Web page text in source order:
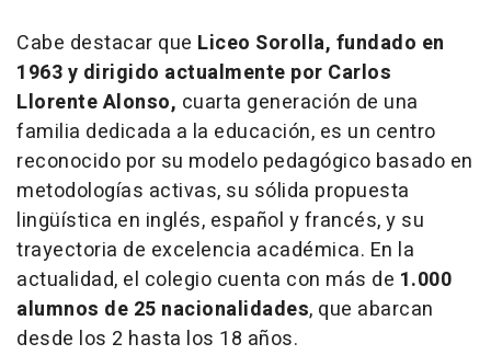
Cabe destacar que Liceo Sorolla, fundado en
1963 y dirigido actualmente por Carlos
Llorente Alonso, cuarta generación de una
familia dedicada a la educación, es un centro
reconocido por su modelo pedagógico basado en
metodologías activas, su sólida propuesta
lingüística en inglés, español y francés, y su
trayectoria de excelencia académica. En la
actualidad, el colegio cuenta con más de 1.000
alumnos de 25 nacionalidades, que abarcan
desde los 2 hasta los 18 años.